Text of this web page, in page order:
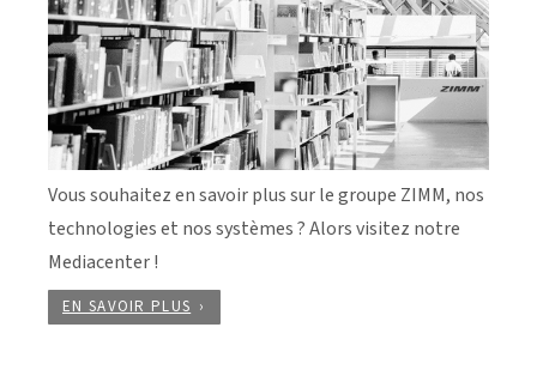
Vous souhaitez en savoir plus sur le groupe ZIMM, nos
technologies et nos systèmes ? Alors visitez notre
Mediacenter !
EN SAVOIR PLUS